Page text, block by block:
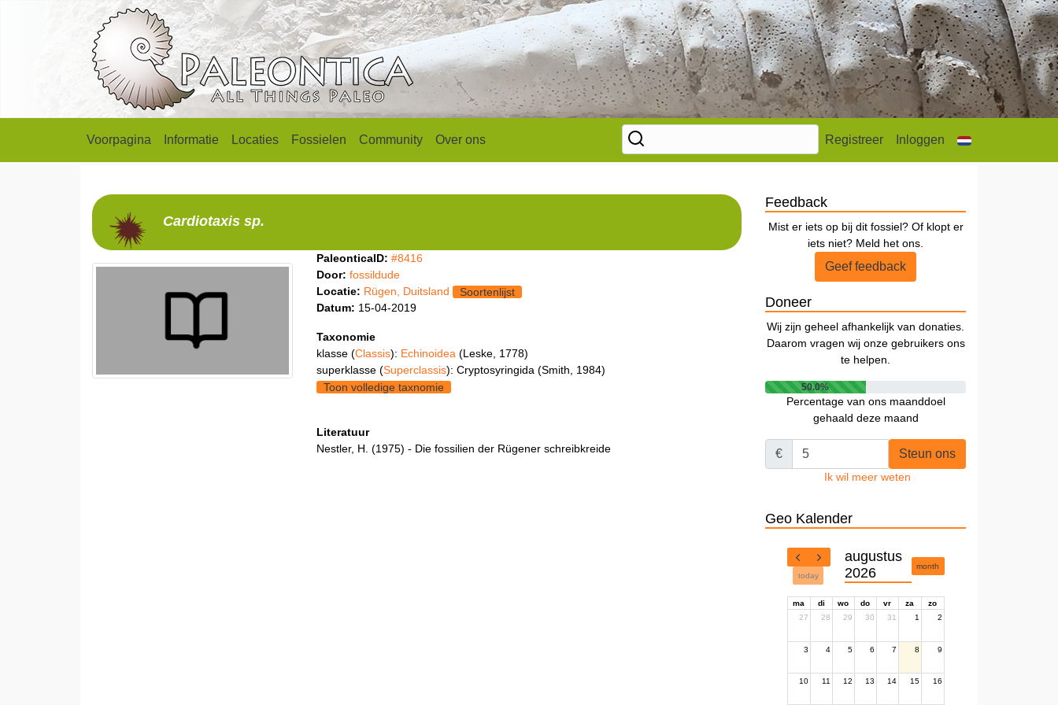
Voorpagina Informatie Locaties Fossielen Community Over ons Registreer Inloggen
Cardiotaxissp.
PaleonticaID: #8416
Door: fossildude
Locatie: Rügen, Duitsland
Soortenlijst
Datum: 15-04-2019
Taxonomie
klasse (Classis): Echinoidea (Leske, 1778)
superklasse (Superclassis): Cryptosyringida (Smith, 1984)
Toon volledige taxnomie
Literatuur
Nestler, H. (1975) - Die fossilien der Rügener schreibkreide
Feedback
Mist er iets op bij dit fossiel? Of klopt er
iets niet? Meld het ons.
Geef feedback
Doneer
Wij zijn geheel afhankelijk van donaties.
Daarom vragen wij onze gebruikers ons
te helpen.
50.0%
Percentage van ons maanddoel
gehaald deze maand
€ Steun ons
Ik wil meer weten
Geo Kalender
today
augustus
2026
month
ma di wo do vr za
zo
27
28 29 30 31 1 2
3 4 5 6 7 8 9
10 11 12 13 14 15 16